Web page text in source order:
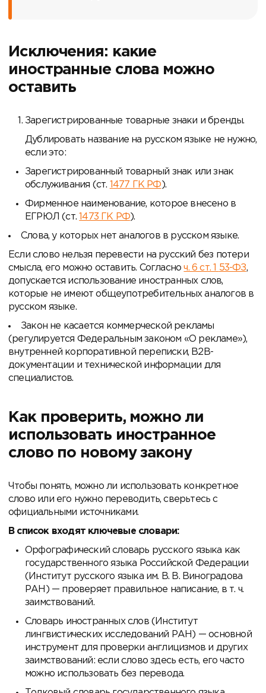
Исключения: какие
иностранные слова можно
оставить
Зарегистрированные товарные знаки и бренды.
Дублировать название на русском языке не нужно,
если это:
Зарегистрированный товарный знак или знак
обслуживания (ст. 1477 ГК РФ).
Фирменное наименование, которое внесено в
ЕГРЮЛ (ст.1473 ГК РФ).
Слова, у которых нет аналогов в русском языке.
Если слово нельзя перевести на русский без потери
смысла, его можно оставить. Согласноч. 6 ст. 1 53-ФЗ,
допускается использование иностранных слов,
которые не имеют общеупотребительных аналогов в
русском языке.
Закон не касается коммерческой рекламы
(регулируется Федеральным законом «О рекламе»),
внутренней корпоративной переписки, B2B-
документации и технической информации для
специалистов.
Как проверить, можно ли
использовать иностранное
слово по новому закону
Чтобы понять, можно ли использовать конкретное
слово или его нужно переводить, сверьтесь с
официальными источниками.
В список входят ключевые словари:
Орфографический словарь русского языка как
государственного языка Российской Федерации
(Институт русского языка им. В. В. Виноградова
РАН) — проверяет правильное написание, в т. ч.
заимствований.
Словарь иностранных слов (Институт
лингвистических исследований РАН) — основной
инструмент для проверки англицизмов и других
заимствований: если слово здесь есть, его часто
можно использовать без перевода.